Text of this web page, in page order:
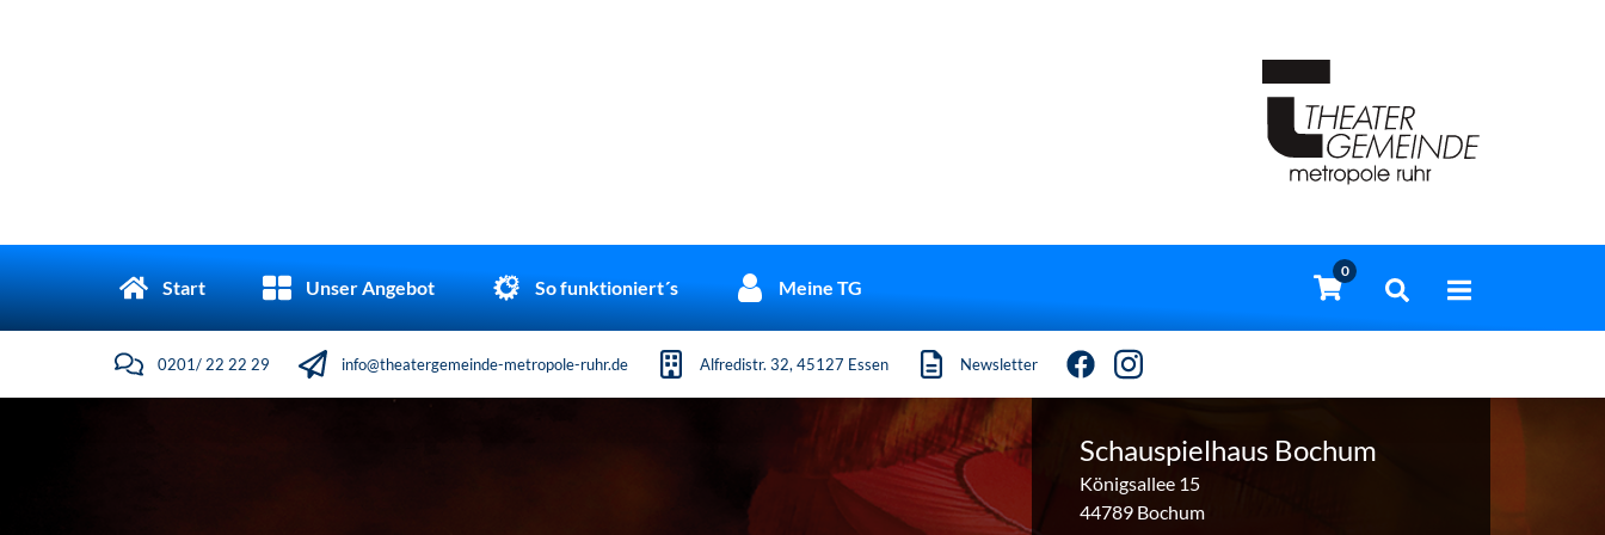
Start Unser Angebot So funktioniert´s Meine TG
0
0201/ 22 22 29 info@theatergemeinde-metropole-ruhr.de Alfredistr. 32, 45127 Essen Newsletter
Schauspielhaus Bochum
Königsallee 15
44789 Bochum